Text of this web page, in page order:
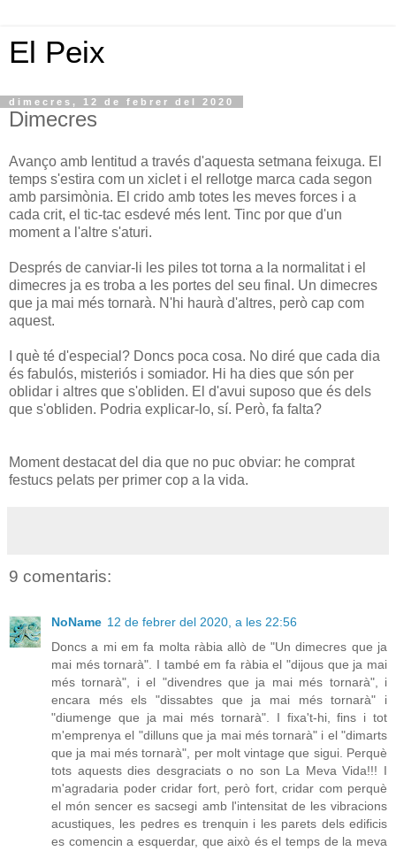
El Peix
dimecres, 12 de febrer del 2020
Dimecres
Avanço amb lentitud a través d'aquesta setmana feixuga. El
temps s'estira com un xiclet i el rellotge marca cada segon
amb parsimònia. El crido amb totes les meves forces i a
cada crit, el tic-tac esdevé més lent. Tinc por que d'un
moment a l'altre s'aturi.
Després de canviar-li les piles tot torna a la normalitat i el
dimecres ja es troba a les portes del seu final. Un dimecres
que ja mai més tornarà. N'hi haurà d'altres, però cap com
aquest.
I què té d'especial? Doncs poca cosa. No diré que cada dia
és fabulós, misteriós i somiador. Hi ha dies que són per
oblidar i altres que s'obliden. El d'avui suposo que és dels
que s'obliden. Podria explicar-lo, sí. Però, fa falta?
Moment destacat del dia que no puc obviar: he comprat
festucs pelats per primer cop a la vida.
9 comentaris:
NoName 12 de febrer del 2020, a les 22:56
Doncs a mi em fa molta ràbia allò de "Un dimecres que ja
mai més tornarà". I també em fa ràbia el "dijous que ja mai
més tornarà", i el "divendres que ja mai més tornarà", i
encara més els "dissabtes que ja mai més tornarà" i
"diumenge que ja mai més tornarà". I fixa't-hi, fins i tot
m'emprenya el "dilluns que ja mai més tornarà" i el "dimarts
que ja mai més tornarà", per molt vintage que sigui. Perquè
tots aquests dies desgraciats o no son La Meva Vida!!! I
m'agradaria poder cridar fort, però fort, cridar com perquè
el món sencer es sacsegi amb l'intensitat de les vibracions
acustiques, les pedres es trenquin i les parets dels edificis
es comencin a esquerdar, que això és el temps de la meva